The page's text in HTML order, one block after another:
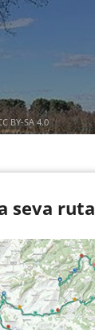
BY-SA 4.0
seva ruta